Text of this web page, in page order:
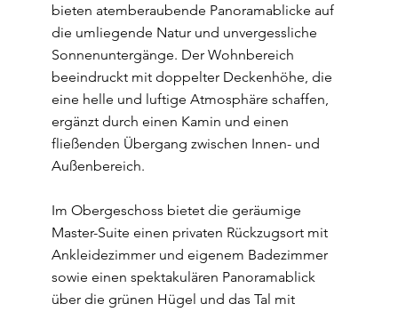
bieten atemberaubende Panoramablicke auf
die umliegende Natur und unvergessliche
Sonnenuntergänge. Der Wohnbereich
beeindruckt mit doppelter Deckenhöhe, die
eine helle und luftige Atmosphäre schaffen,
ergänzt durch einen Kamin und einen
fließenden Übergang zwischen Innen- und
Außenbereich.
Im Obergeschoss bietet die geräumige
Master-Suite einen privaten Rückzugsort mit
Ankleidezimmer und eigenem Badezimmer
sowie einen spektakulären Panoramablick
über die grünen Hügel und das Tal mit